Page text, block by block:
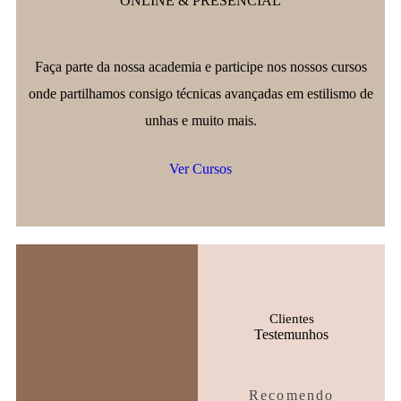
Faça parte da nossa academia e participe nos nossos cursos
onde partilhamos consigo técnicas avançadas em estilismo de
unhas e muito mais.
Ver Cursos
Clientes
Testemunhos
Recomendo